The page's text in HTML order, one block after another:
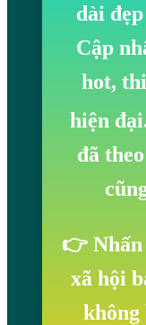
dài
Cập
hot,
hiện
đã
👉 Nhấn
xã hội
không